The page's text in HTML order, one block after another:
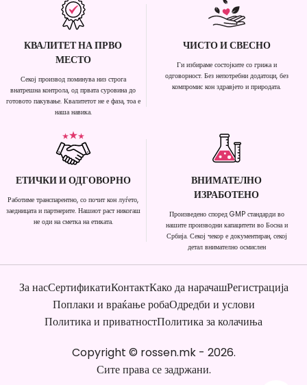
КВАЛИТЕТ НА ПРВО
МЕСТО
Секој производ поминува низ строга
внатрешна контрола, од првата суровина до
готовото пакување. Квалитетот не е фаза, тоа е
наша навика.
ЧИСТО И СВЕСНО
Ги избираме состојките со грижа и
одговорност. Без непотребни додатоци, без
компромис кон здравјето и природата.
ЕТИЧКИ И ОДГОВОРНО
Работиме транспарентно, со почит кон луѓето,
заедницата и партнерите. Нашиот раст никогаш
не оди на сметка на етиката.
ВНИМАТЕЛНО
ИЗРАБОТЕНО
Произведено според GMP стандарди во
нашите производни капацитети во Босна и
Србија. Секој чекор е документиран, секој
детал внимателно осмислен
За насСертификатиКонтактКако да нарачашРегистрација
Поплаки и враќање робаОдредби и услови
Политика и приватностПолитика за колачиња
Copyright © rossen.mk- 2026.
Сите права се задржани.